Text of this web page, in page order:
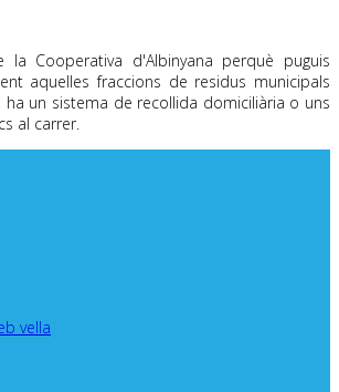
la Cooperativa d'Albinyana perquè puguis
aquelles fraccions de residus municipals
un sistema de recollida domiciliària o uns
al carrer.
vella